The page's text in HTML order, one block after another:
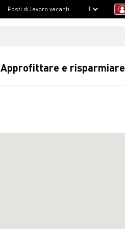
Posti di lavoro vacanti IT
Approfittare e risparmiare